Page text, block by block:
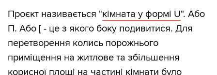
Проєкт називається "кімната у формі U". Або
П. Або [ - це з якого боку подивитися. Для
перетворення колись порожнього
приміщення на житлове та збільшення
корисної площі на частині кімнати було